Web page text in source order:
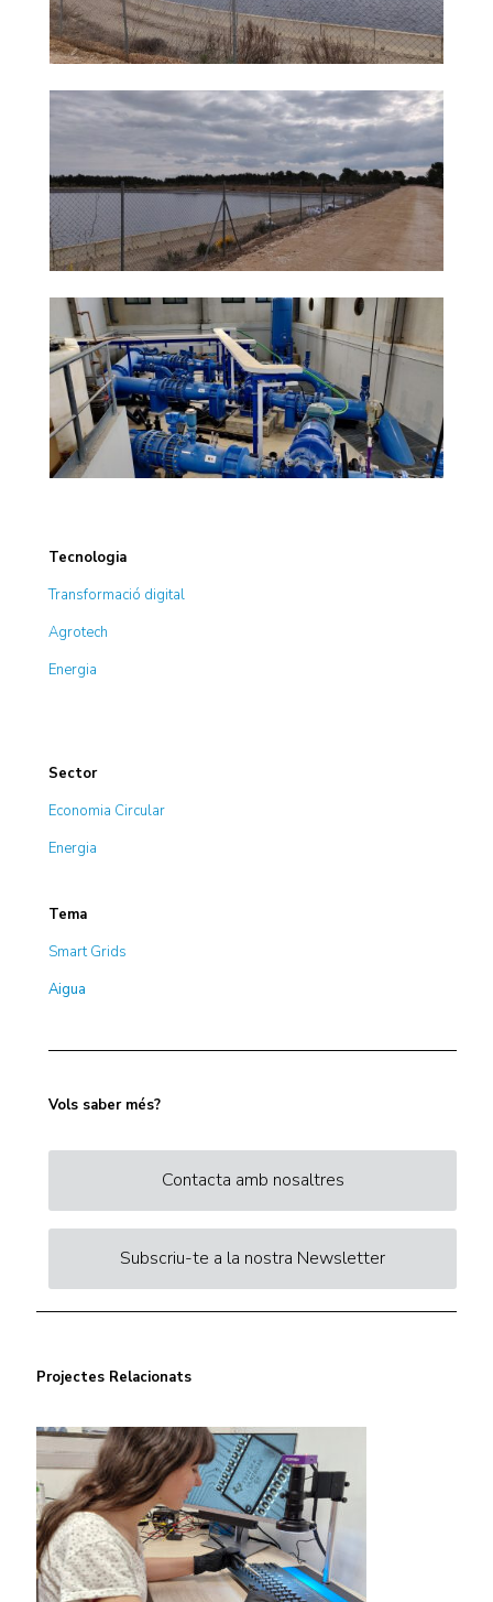
Tecnologia
Transformació digital
Agrotech
Energia
Sector
Economia Circular
Energia
Tema
Smart Grids
Aigua
Vols saber més?
Contacta amb nosaltres
Subscriu-te a la nostra Newsletter
Projectes Relacionats